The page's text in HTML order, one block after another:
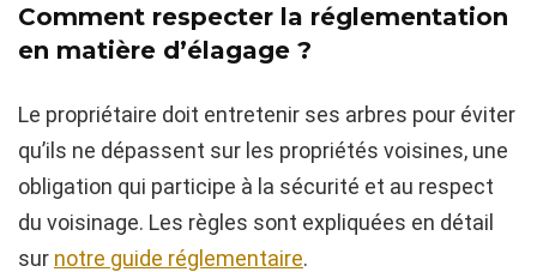
Comment respecter la réglementation
en matière d’élagage ?
Le propriétaire doit entretenir ses arbres pour éviter
qu’ils ne dépassent sur les propriétés voisines, une
obligation qui participe à la sécurité et au respect
du voisinage. Les règles sont expliquées en détail
sur notre guide réglementaire.